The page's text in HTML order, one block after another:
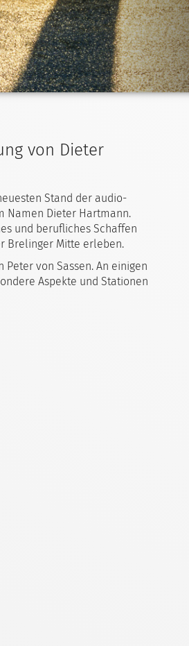
von Dieter
Stand der audio-
Namen Dieter Hartmann.
und berufliches Schaffen
Brelinger Mitte erleben.
von Sassen. An einigen
Aspekte und Stationen